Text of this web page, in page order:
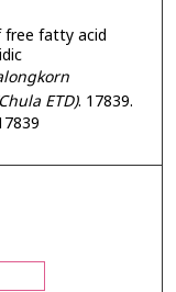
free fatty acid
ETD). 17839.